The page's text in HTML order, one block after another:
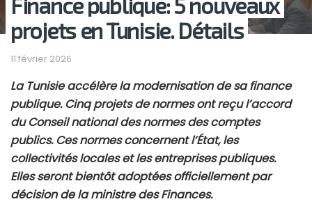
Finance publique: 5 nouveaux
projets en Tunisie. Détails
11 février 2026